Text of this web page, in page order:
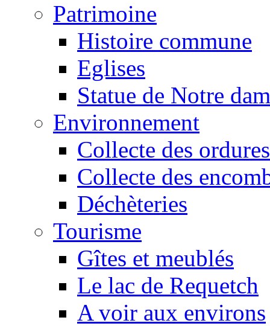
Patrimoine
Histoire commune
Eglises
Statue de Notre
Environnement
Collecte des ordures
Collecte des
Déchèteries
Tourisme
Gîtes et meublés
Le lac de Requetch
A voir aux environs